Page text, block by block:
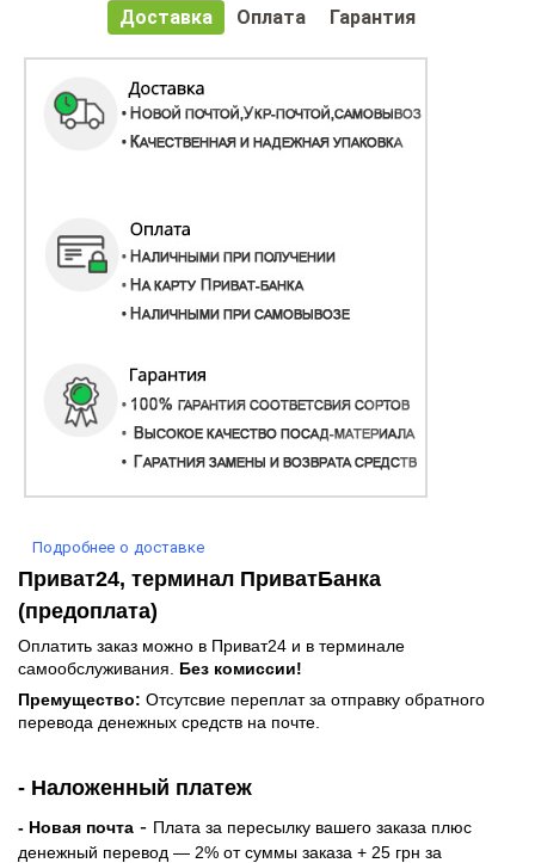
Доставка Оплата Гарантия
Подробнее о доставке
Приват24, терминал ПриватБанка
(предоплата)
Оплатить заказ можно в Приват24 и в терминале
самообслуживания. Без комиссии!
Премущество: Отсутсвие переплат за отправку обратного
перевода денежных средств на почте.
- Наложенный платеж
- Новая почта - Плата за пересылку вашего заказа плюс
денежный перевод — 2% от суммы заказа + 25 грн за